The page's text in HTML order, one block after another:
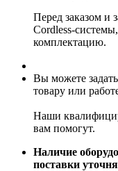
Перед заказом и
Cordless-
комплектацию.
Вы можете
товару или
Наши
вам помогут.
Наличие
поставки